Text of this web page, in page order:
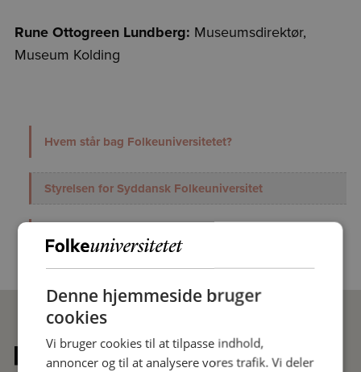
Rune Ottogreen Lundberg: Museumsdirektør,
Museum Kolding
Hvem står bag Folkeuniversitetet?
Styrelsen for Syddansk Folkeuniversitet
Årsregnskab 2024
Denne hjemmeside bruger
cookies
Vi bruger cookies til at tilpasse indhold,
annoncer og til at analysere vores trafik. Vi deler